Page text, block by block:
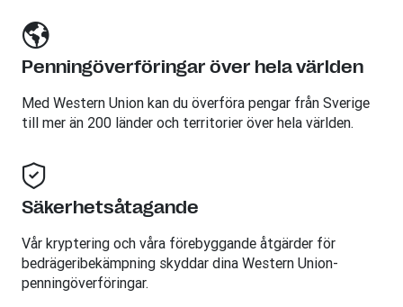
Penningöverföringar över hela världen
Med Western Union kan du överföra pengar från Sverige
till mer än 200 länder och territorier över hela världen.
Säkerhetsåtagande
Vår kryptering och våra förebyggande åtgärder för
bedrägeribekämpning skyddar dina Western Union-
penningöverföringar.